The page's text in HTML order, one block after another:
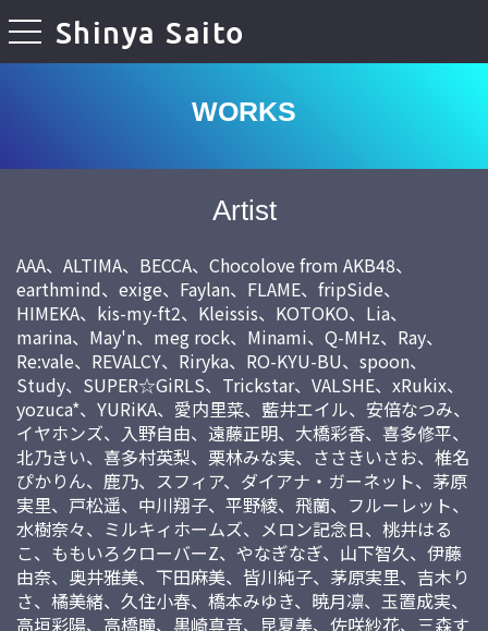
Shinya Saito
toggle navigation
WORKS
Artist
AAA、ALTIMA、BECCA、Chocolove from AKB48、
earthmind、exige、Faylan、FLAME、fripSide、
HIMEKA、kis-my-ft2、Kleissis、KOTOKO、Lia、
marina、May'n、meg rock、Minami、Q-MHz、Ray、
Re:vale、REVALCY、Riryka、RO-KYU-BU、spoon、
Study、SUPER☆GiRLS、Trickstar、VALSHE、xRukix、
yozuca*、YURiKA、愛内里菜、藍井エイル、安倍なつみ、
イヤホンズ、入野自由、遠藤正明、大橋彩香、喜多修平、
北乃きい、喜多村英梨、栗林みな実、ささきいさお、椎名
ぴかりん、鹿乃、スフィア、ダイアナ・ガーネット、茅原
実里、戸松遥、中川翔子、平野綾、飛蘭、フルーレット、
水樹奈々、ミルキィホームズ、メロン記念日、桃井はる
こ、ももいろクローバーZ、やなぎなぎ、山下智久、伊藤
由奈、奥井雅美、下田麻美、皆川純子、茅原実里、吉木り
さ、橘美緒、久住小春、橋本みゆき、暁月凛、玉置成実、
高垣彩陽、高橋瞳、黒崎真音、昆夏美、佐咲紗花、三森す